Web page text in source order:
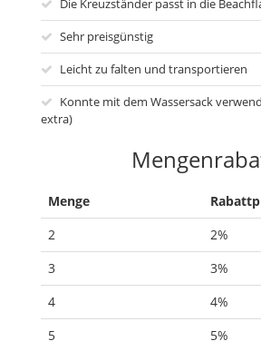
Die Kreuzständer passt in die
Sehr preisgünstig
Leicht zu falten und transportieren
Konnte mit dem Wassersack
extra)
Menge
2
2%
3
3%
4
4%
5
5%